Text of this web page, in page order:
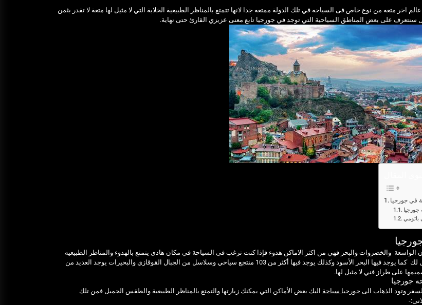
عالم اخر متعه من نوع خاص فى السياحه في تلك الدولة ممتعه جدا لانها تتمتع بالمناظر الطبيعية الخلابة التي لا مثيل لها متعة لا تقدر بثمن
سنتعرف على بعض المناطق السياحية التي توجد في جورجيا تابع معنى عزيزي القارئ حتى نهاية.
في جورجيا
جورجيا
باتومي
الواسعة والخضروات والبحر فهي من اكثر الاماكن هدوء فإذا كنت ترغب فى السياحة في مكان هادى يتمتع بالهدوء والمناظر الطبيعيه
تعتبر هى الحل الأمثل لك كما يوجد فيها البحر الأسود وكذلك يوجد فيها أكثر من 103 منتجع سياحي وسلاسل من الجبال القوقازي والبحيرات يوجد العديد من
على طراز فني لا مثيل لها.
جورجيا
وتود الذهاب الى جورجيا سياحة اليك بعض الأماكن التي يمكنك زيارتها والتمتع بالمناظر الطبيعية والطقس الجميل فمن تلك